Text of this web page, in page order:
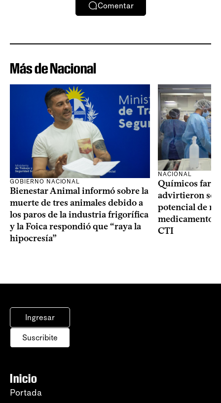
Comentar
Más de Nacional
GOBIERNO NACIONAL
Bienestar Animal informó sobre la
muerte de tres animales debido a
los paros de la industria frigorífica
y la Foica respondió que “raya la
hipocresía”
NACIONAL
Químicos
advirtieron
potencial de
medicamentos
CTI
Ingresar
Suscribite
Inicio
Portada